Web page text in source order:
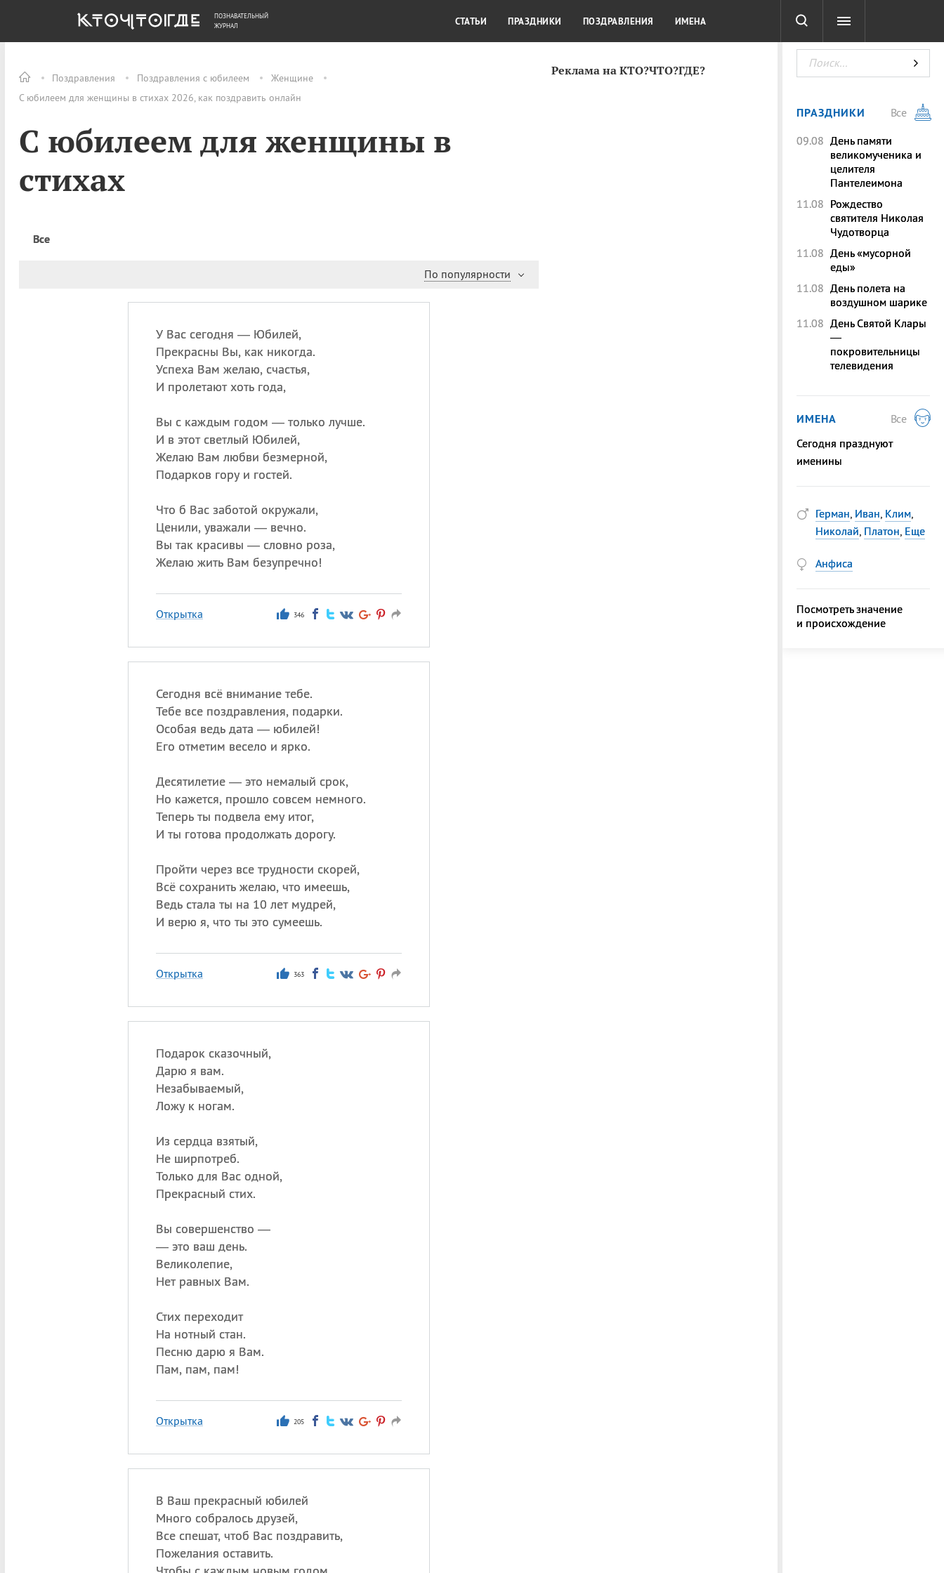
Поздравления Поздравления с юбилеем
Женщине
С юбилеем для женщины в стихах 2026, как поздравить онлайн
С юбилеем для женщины в
стихах
Все
По популярности
У Вас сегодня — Юбилей,
Прекрасны Вы, как никогда.
Успеха Вам желаю, счастья,
И пролетают хоть года,
Вы с каждым годом — только лучше.
И в этот светлый Юбилей,
Желаю Вам любви безмерной,
Подарков гору и гостей.
Что б Вас заботой окружали,
Ценили, уважали — вечно.
Вы так красивы — словно роза,
Желаю жить Вам безупречно!
Открытка 346
Сегодня всё внимание тебе.
Тебе все поздравления, подарки.
Особая ведь дата — юбилей!
Его отметим весело и ярко.
Десятилетие — это немалый срок,
Но кажется, прошло совсем немного.
Теперь ты подвела ему итог,
И ты готова продолжать дорогу.
Пройти через все трудности скорей,
Всё сохранить желаю, что имеешь,
Ведь стала ты на 10 лет мудрей,
И верю я, что ты это сумеешь.
Открытка 363
Подарок сказочный,
Дарю я вам.
Незабываемый,
Ложу к ногам.
Из сердца взятый,
Не ширпотреб.
Только для Вас одной,
Прекрасный стих.
Вы совершенство —
— это ваш день.
Великолепие,
Нет равных Вам.
Стих переходит
На нотный стан.
Песню дарю я Вам.
Пам, пам, пам!
Открытка 205
В Ваш прекрасный юбилей
Много собралось друзей,
Все спешат, чтоб Вас поздравить,
Пожелания оставить.
Реклама на КТО?ЧТО?ГДЕ?
ОБЩЕСТВО ДЕНЬГИ КУЛЬТУРА КРАСОТА ТЕСТЫ
ПОЗНАВАТЕЛЬНЫЙ
ЖУРНАЛ
СТАТЬИ ПРАЗДНИКИ ПОЗДРАВЛЕНИЯ ИМЕНА
ПРАЗДНИКИ
Все
09.08 День памяти
великомученика и
целителя
Пантелеимона
11.08 Рождество
святителя Николая
Чудотворца
11.08 День «мусорной
еды»
11.08 День полета на
воздушном шарике
11.08 День Святой Клары
—
покровительницы
телевидения
ИМЕНА
Все
Сегодня празднуют
именины
Герман, Иван, Клим,
Николай, Платон, Еще
Анфиса
Посмотреть значение
и происхождение